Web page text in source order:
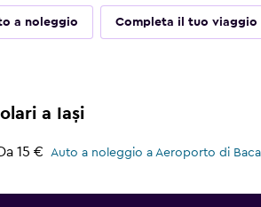
a noleggio Completa il tuo viaggio
a Iași
15 € Auto a noleggio a Aeroporto di